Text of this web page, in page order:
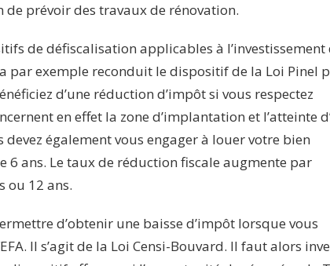
de prévoir des travaux de rénovation.
de défiscalisation applicables à l’investissement
par exemple reconduit le dispositif de la Loi Pinel
d’une réduction d’impôt si vous respectez
en effet la zone d’implantation et l’atteinte
devez également vous engager à louer votre bien
6 ans. Le taux de réduction fiscale augmente par
ou 12 ans.
d’obtenir une baisse d’impôt lorsque vous
Il s’agit de la Loi Censi-Bouvard. Il faut alors